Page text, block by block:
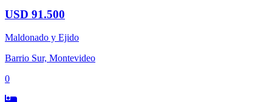
USD 91.500
Maldonado y Ejido
Barrio Sur, Montevideo
0